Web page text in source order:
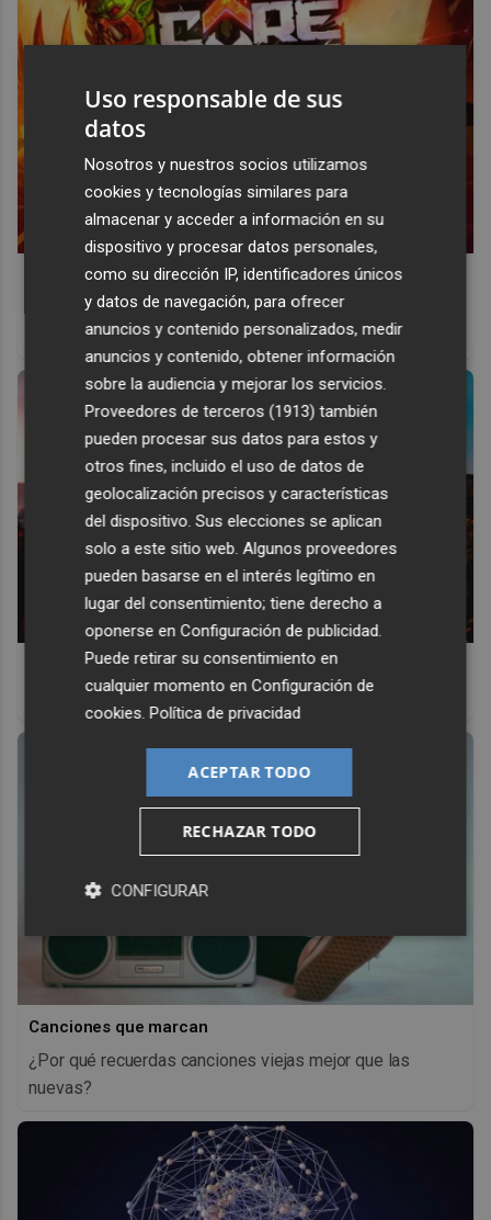
Corepunk MMORPG
Un verdadero MMORPG de la vieja escuela ¡Cómo los de
antes, pero mejor!
Top 2026: destinos clave
Inspírate y elige tu próximo destino para 2026
Canciones que marcan
¿Por qué recuerdas canciones viejas mejor que las
nuevas?
Uso responsable de sus
datos
Nosotros y nuestros socios utilizamos
cookies y tecnologías similares para
almacenar y acceder a información en su
dispositivo y procesar datos personales,
como su dirección IP, identificadores únicos
y datos de navegación, para ofrecer
anuncios y contenido personalizados, medir
anuncios y contenido, obtener información
sobre la audiencia y mejorar los servicios.
Proveedores de terceros (1913) también
pueden procesar sus datos para estos y
otros fines, incluido el uso de datos de
geolocalización precisos y características
del dispositivo. Sus elecciones se aplican
solo a este sitio web. Algunos proveedores
pueden basarse en el interés legítimo en
lugar del consentimiento; tiene derecho a
oponerse enConfiguración de publicidad
Puede retirar su consentimiento en
cualquier momento enConfiguración de
cookies .Política de privacidad
ACEPTAR TODO
RECHAZAR TODO
CONFIGURAR